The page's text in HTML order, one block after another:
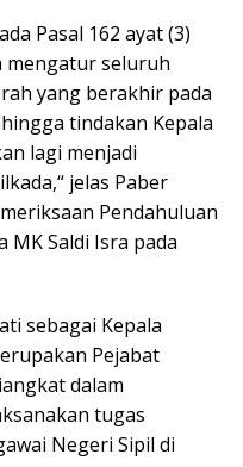
Pasal 162 ayat (3)
mengatur seluruh
yang berakhir pada
tindakan Kepala
lagi menjadi
jelas Paber
Pendahuluan
MK Saldi Isra pada
sebagai Kepala
Pejabat
dalam
tugas
Negeri Sipil di